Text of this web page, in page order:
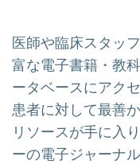
医師や臨床スタッ
富な電子書籍・教
ータベースにアク
患者に対して最善
リソースが手に入
ーの電子ジャーナ